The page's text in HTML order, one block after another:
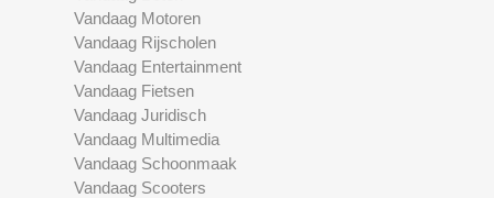
Vandaag Motoren
Vandaag Rijscholen
Vandaag Entertainment
Vandaag Fietsen
Vandaag Juridisch
Vandaag Multimedia
Vandaag Schoonmaak
Vandaag Scooters